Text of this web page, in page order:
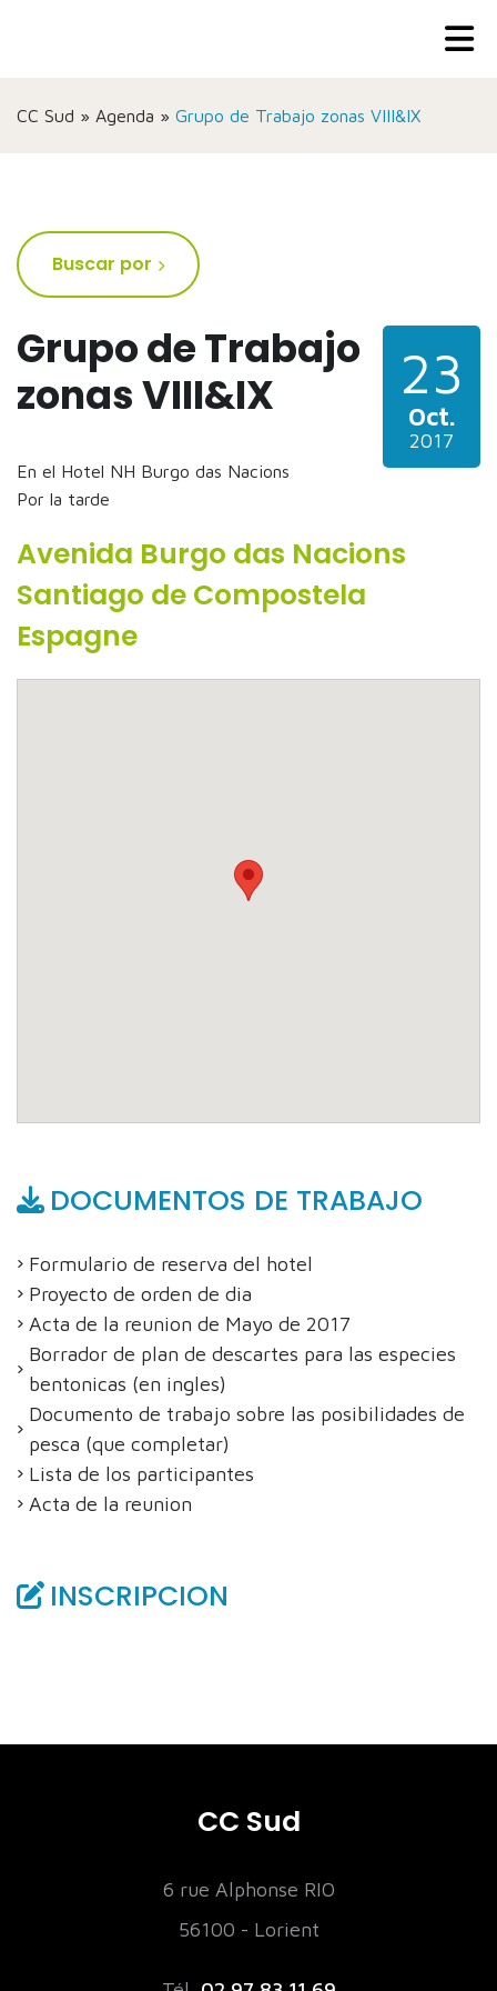
CC Sud » Agenda » Grupo de Trabajo zonas VIII&IX
Grupo de Trabajo
zonas VIII&IX
En el Hotel NH Burgo das Nacions
Por la tarde
23
Oct.
2017
Avenida Burgo das Nacions
Santiago de Compostela
Espagne
DOCUMENTOS DE TRABAJO
Formulario de reserva del hotel
Proyecto de orden de dia
Acta de la reunion de Mayo de 2017
Borrador de plan de descartes para las especies
bentonicas (en ingles)
Documento de trabajo sobre las posibilidades de
pesca (que completar)
Lista de los participantes
Acta de la reunion
INSCRIPCION
Buscar por
CC Sud
6 rue Alphonse RIO
56100 - Lorient